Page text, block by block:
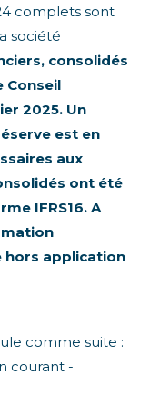
complets sont
société
consolidés
Conseil
2025. Un
est en
aux
ont été
IFRS16. A
hors application
comme suite :
courant -